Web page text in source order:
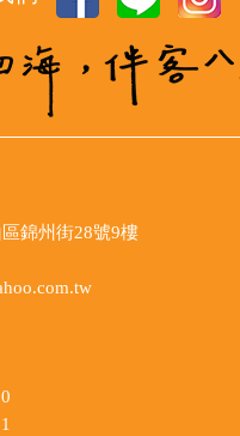
錦州街28號9樓